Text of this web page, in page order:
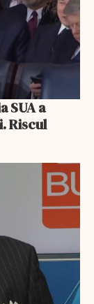
SUA a
Riscul